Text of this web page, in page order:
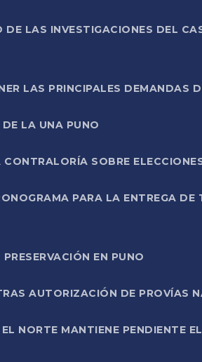
LAS INVESTIGACIONES DEL
LAS PRINCIPALES DEMANDAS
LA UNA PUNO
SOBRE
PARA LA ENTREGA DE
EN PUNO
AUTORIZACIÓN DE PROVÍAS
NORTE MANTIENE PENDIENTE